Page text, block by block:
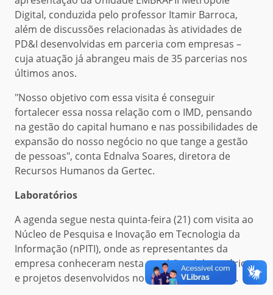
Digital, conduzida pelo professor Itamir Barroca,
além de discussões relacionadas às atividades de
PD&I desenvolvidas em parceria com empresas –
cuja atuação já abrangeu mais de 35 parcerias nos
últimos anos.
"Nosso objetivo com essa visita é conseguir
fortalecer essa nossa relação com o IMD, pensando
na gestão do capital humano e nas possibilidades de
expansão do nosso negócio no que tange a gestão
de pessoas", conta Ednalva Soares, diretora de
Recursos Humanos da Gertec.
Laboratórios
A agenda segue nesta quinta-feira (21) com visita ao
Núcleo de Pesquisa e Inovação em Tecnologia da
Informação (nPITI), onde as representantes da
empresa conheceram nesta manhã os laboratórios
e projetos desenvolvidos no âmbito do Instituto.